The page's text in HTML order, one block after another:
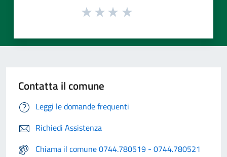
Contatta il comune
Leggi le domande frequenti
Richiedi Assistenza
Chiama il comune 0744.780519 - 0744.780521